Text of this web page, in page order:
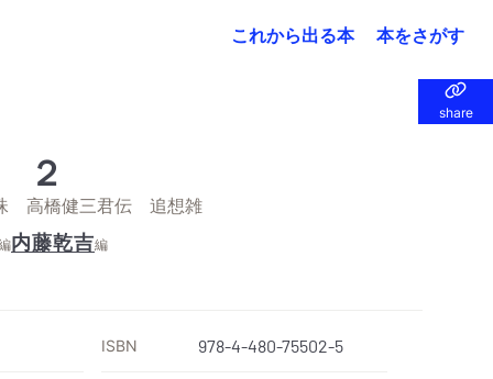
これから出る本 本をさがす
share
share
２
高橋健三君伝 追想雑
内藤乾吉編
ISBN 978-4-480-75502-5